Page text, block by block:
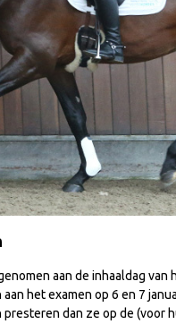
aan de inhaaldag
het examen op 6 en 7
dan ze op de (voor